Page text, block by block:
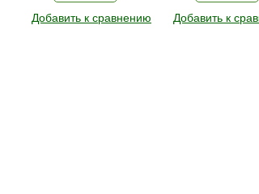
Добавить к сравнению Добавить к